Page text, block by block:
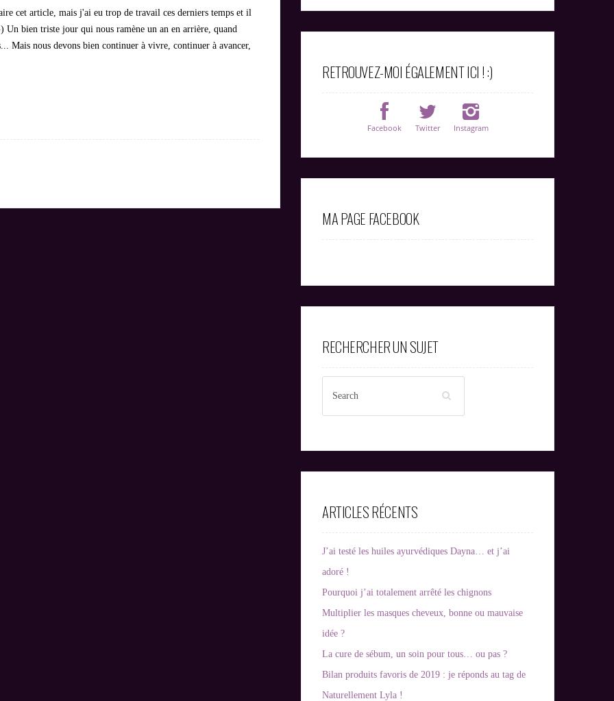
cet article, mais j'ai eu trop de travail ces derniers temps et il
bien triste jour qui nous ramène un an en arrière, quand
Mais nous devons bien continuer à vivre, continuer à avancer,
RETROUVEZ-MOI ÉGALEMENT ICI ! :)
Facebook Twitter Instagram
MA PAGE FACEBOOK
RECHERCHER UN SUJET
ARTICLES RÉCENTS
J’ai testé les huiles ayurvédiques Dayna… et j’ai
adoré !
Pourquoi j’ai totalement arrêté les chignons
Multiplier les masques cheveux, bonne ou mauvaise
idée ?
La cure de sébum, un soin pour tous… ou pas ?
Bilan produits favoris de 2019 : je réponds au tag de
Naturellement Lyla !